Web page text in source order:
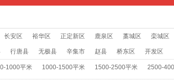
长安区 裕华区 正定新区 鹿泉区 藁城区 栾城区
行唐县 无极县 辛集市 赵县 桥东区 开发区
1000平米 1000-1500平米 1500-2500平米 2500-